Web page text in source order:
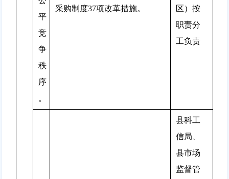
平
竞
争
秩
序
。
采购制度37项改革措施。
区）按
职责分
工负责
县科工
信局、
县市场
监督管